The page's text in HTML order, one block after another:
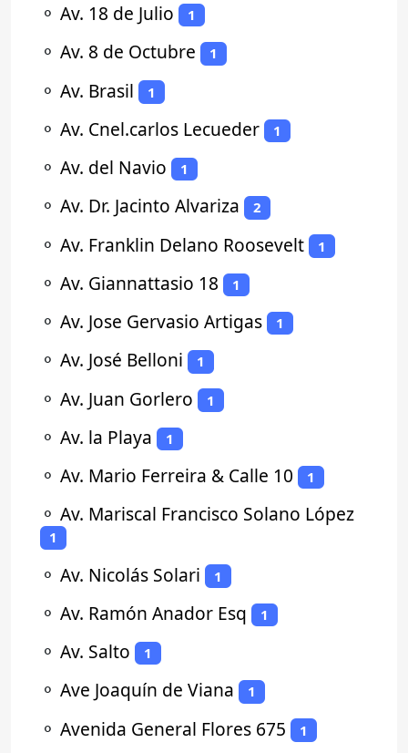
⚬ Av. 18 de Julio 1
⚬ Av. 8 de Octubre 1
⚬ Av. Brasil 1
⚬ Av. Cnel.carlos Lecueder 1
⚬ Av. del Navio 1
⚬ Av. Dr. Jacinto Alvariza 2
⚬ Av. Franklin Delano Roosevelt 1
⚬ Av. Giannattasio 18 1
⚬ Av. Jose Gervasio Artigas 1
⚬ Av. José Belloni 1
⚬ Av. Juan Gorlero 1
⚬ Av. la Playa 1
⚬ Av. Mario Ferreira & Calle 10 1
⚬ Av. Mariscal Francisco Solano López
1
⚬ Av. Nicolás Solari 1
⚬ Av. Ramón Anador Esq 1
⚬ Av. Salto 1
⚬ Ave Joaquín de Viana 1
⚬ Avenida General Flores 675 1